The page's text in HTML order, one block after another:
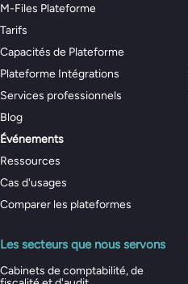
M-Files Plateforme
Tarifs
Capacités de Plateforme
Plateforme Intégrations
Services professionnels
Blog
Événements
Ressources
Cas d'usages
Comparer les plateformes
Les secteurs que nous servons
Cabinets de comptabilité, de